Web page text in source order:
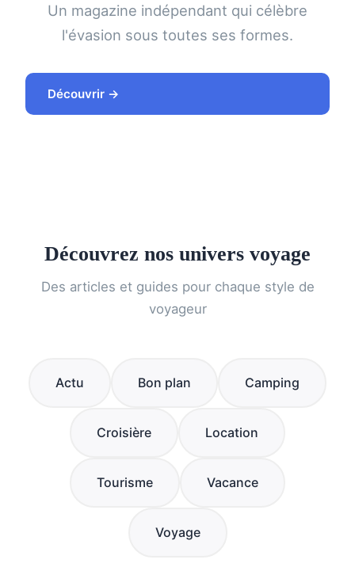
Un magazine indépendant qui célèbre
l'évasion sous toutes ses formes.
Découvrir →
Découvrez nos univers voyage
Des articles et guides pour chaque style de
voyageur
Actu Bon plan Camping
Croisière Location
Tourisme Vacance
Voyage